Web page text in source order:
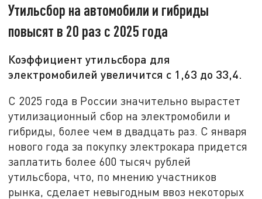
Утильсбор на автомобили и гибриды
повысят в 20 раз с 2025 года
Коэффициент утильсбора для
электромобилей увеличится с 1,63 до 33,4.
С 2025 года в России значительно вырастет
утилизационный сбор на электромобили и
гибриды, более чем в двадцать раз. С января
нового года за покупку электрокара придется
заплатить более 600 тысяч рублей
утильсбора, что, по мнению участников
рынка, сделает невыгодным ввоз некоторых